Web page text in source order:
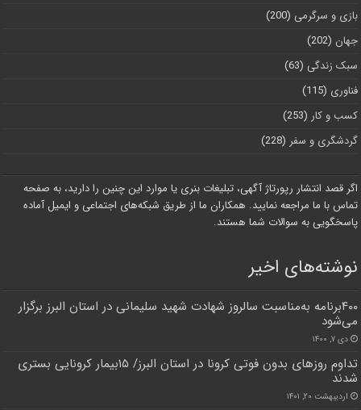
بازی و سرگرمی (200)
جهان (202)
سبک زندگی (63)
فناوری (115)
کسب و کار (253)
گردشگری و سفر (228)
اگر قصد انتشار رپورتاژ آگهی، تبلیغات بنری یا موارد این چنین را دارید، به صفحه
تماس با ما مراجعه نمایید. همکاران ما از طریق شبکه‌های اجتماعی و ایمیل آماده
پاسخگویی به سوالات شما هستند.
نوشته‌های اخیر
۴۰۰برنامه به‌مناسبت سالروز شهادت شهید سلیمانی در استان البرز برگزار
می‌شود
دی ۷, ۱۴۰۰
تداوم روزهای بدون فوتی کرونا در استان البرز/ ۱۵بیمار کرونایی بستری
شدند
اردیبهشت ۲۰, ۱۴۰۱